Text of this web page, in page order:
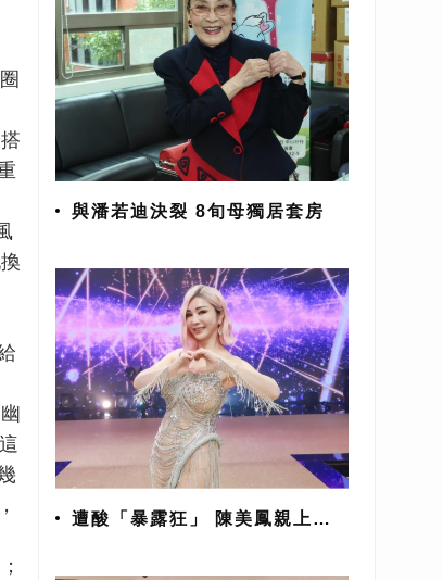
與潘若迪決裂 8旬母獨居套房
遭酸「暴露狂」 陳美鳳親上火